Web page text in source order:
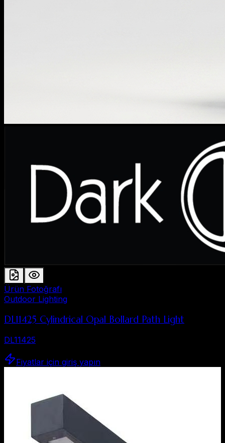
Ürün Fotoğrafı
Outdoor Lighting
DL11425 Cylindrical Opal Bollard Path Light
DL11425
Fiyatlar için giriş yapın